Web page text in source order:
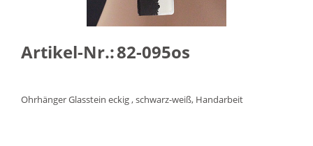
Artikel-Nr.:82-095os
Ohrhänger Glasstein eckig , schwarz-weiß, Handarbeit